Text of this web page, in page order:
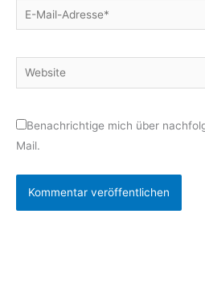
E-
Mail-
Website
Benachrichtige mich über
Mail.